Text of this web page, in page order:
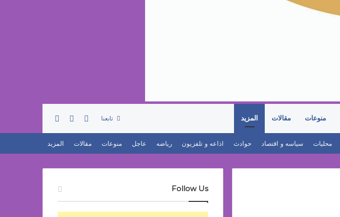
منوعات مقالات المزيد تابعنا تسجيل الدخول
إضافة عمود جانبي
محليات سياسه و اقتصاد حوادث اذاعه و تلفزيون رياضه عاجل منوعات مقالات المزيد
Follow Us